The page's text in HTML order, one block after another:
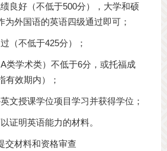
良好（不低于500分），大学和硕
为外国语的英语四级通过即可；
（不低于425分）；
类学术类）不低于6分，或托福成
有效期内）；
文授课学位项目学习并获得学位；
证明英语能力的材料。
交材料和资格审查